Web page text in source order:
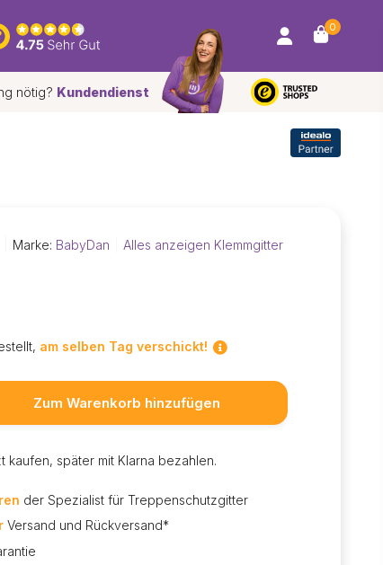
0
nötig? Kundendienst
Marke: BabyDan Alles anzeigen Klemmgitter
am selben Tag verschickt!
Zum Warenkorb hinzufügen
kaufen, später mit Klarna bezahlen.
der Spezialist für Treppenschutzgitter
Versand und Rückversand*